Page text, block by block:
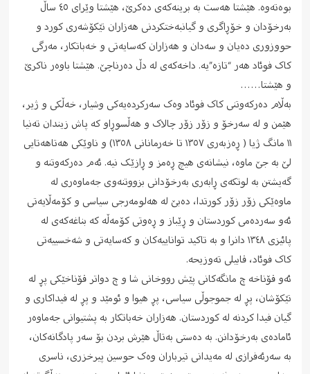
بوەتەوە. هێشتا هەست به برینەكەی دەکرێ، هێشتا وێرای ٤٥ ساڵ
بەرخۆدان و خۆڕاگری و گیانبەختکردنی هەزاران تێکۆشەری کورد و
حووزوری دەیان و سەدان و هەزاران کەسایەتی و خەباتکار، مەرگی
کاک فوئاد هەر “تازە”یە. داخەکەی له دڵ دەرناچێ. هێشتا باوەر ناکرێ
و هێشتا……
بەڵام دەرکەوتنی کاک فوئاد وەک سەرکردەیەکی وشیار، خەڵکی و ژیر،
هێمن و له سەرخۆ و زۆر زۆر چالاک و هەڵسوڕاو که پاش زیندان تەنیا
١١ مانگ ژیا ( ڕەزبەری ١٣٥٧ تا خەرمانانی ١٣٥٨) و ناوێکی هەتاهەتایی
لێ به جێ ماوە، نیشانەی هیچ ڕەمز و ڕازێک نیە. ئەم دەرکەوتنە و
گەیشتن به لوتکەی ڕابەری بەرخۆدانی بزووتنەوی جەماوەری له
ماوەێکی زۆر زۆر کورتدا، دەبێ له هەلومەرجی سیاسی و کۆمەڵایەتی
ئەو سەردەمی کوردستان و ڕێباز و ڕەوتی کۆمەڵە که بناغەکەی له
پائیزی ١٣٤٨ دانرا و به تاکید تواناییەکان و کەسایەتی و شەخسییەتی
کاک فوئاد، قابیلی تەوزیحە.
ئەو قۆناخە چ مانگەکانی پێش رووخانی شا و چ دواتر قۆناخێکی پڕ له
تێکۆشان، پڕ له جموجوڵی سیاسی، پڕ هیوا و ئومێد و پڕ له فیداکاری و
گیان فیدا کردنە له کوردستان. هەزاران خەباتکار به پشتیوانی جەماوەر
ئامادەی بەرخۆدانن. به دەستی بەتاڵ هێرش بردن بۆ سەر پادگانەکان،
به سەرئەفرازی له مەیدانی تیرباران وەک حوسین پیرخزری، ناسری